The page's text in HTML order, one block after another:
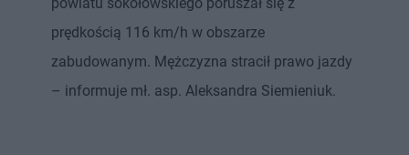
prędkością 116 km/h w obszarze
zabudowanym. Mężczyzna stracił prawo jazdy
– informuje mł. asp. Aleksandra Siemieniuk.